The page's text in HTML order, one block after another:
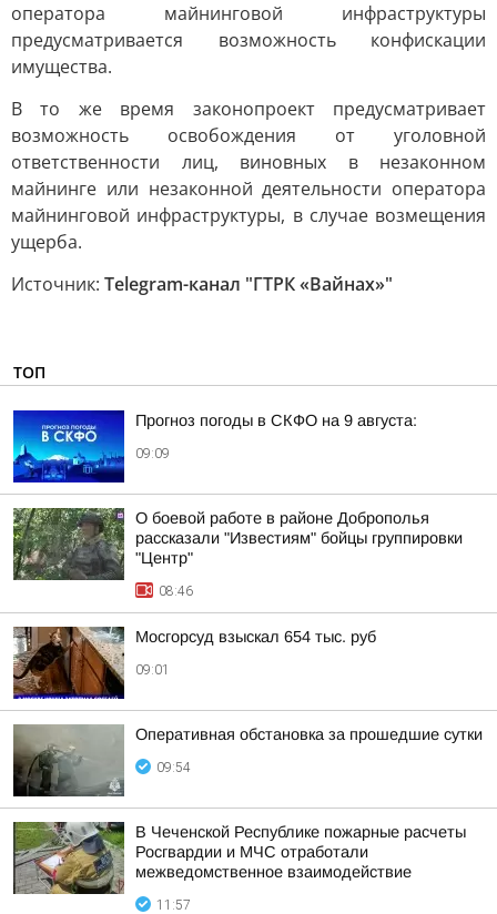
оператора майнинговой инфраструктуры
предусматривается возможность конфискации
имущества.
В то же время законопроект предусматривает
возможность освобождения от уголовной
ответственности лиц, виновных в незаконном
майнинге или незаконной деятельности оператора
майнинговой инфраструктуры, в случае возмещения
ущерба.
Источник: Telegram-канал "ГТРК «Вайнах»"
ТОП
Прогноз погоды в СКФО на 9 августа:
09:09
О боевой работе в районе Доброполья
рассказали "Известиям" бойцы группировки
"Центр"
08:46
Мосгорсуд взыскал 654 тыс. руб
09:01
Оперативная обстановка за прошедшие сутки
09:54
В Чеченской Республике пожарные расчеты
Росгвардии и МЧС отработали
межведомственное взаимодействие
11:57